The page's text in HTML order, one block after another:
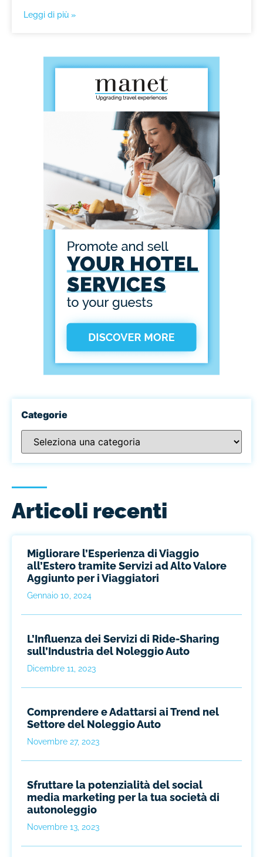
Leggi di più »
Categorie
Articoli recenti
Migliorare l’Esperienza di Viaggio
all’Estero tramite Servizi ad Alto Valore
Aggiunto per i Viaggiatori
Gennaio 10, 2024
L’Influenza dei Servizi di Ride-Sharing
sull’Industria del Noleggio Auto
Dicembre 11, 2023
Comprendere e Adattarsi ai Trend nel
Settore del Noleggio Auto
Novembre 27, 2023
Sfruttare la potenzialità del social
media marketing per la tua società di
autonoleggio
Novembre 13, 2023